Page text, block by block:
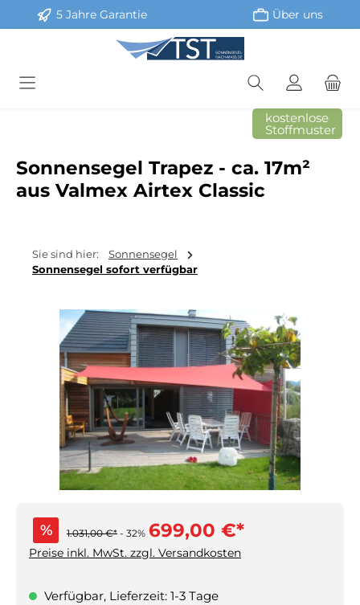
Zum Hauptinhalt springen
5 Jahre Garantie Über uns
kostenlose
Stoffmuster
Sonnensegel Trapez - ca. 17m²
aus Valmex Airtex Classic
Sie sind hier:
Sonnensegel
Sonnensegel sofort verfügbar
Bildergalerie überspringen
% 1.031,00 €* - 32% 699,00 €*
Preise inkl. MwSt. zzgl. Versandkosten
Verfügbar, Lieferzeit: 1-3 Tage